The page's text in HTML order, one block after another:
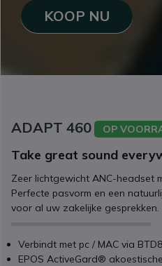
KOOP NU
ADAPT 460 OP
Take great sound
Zeer lichtgewicht ANC-headset
Perfecte pasvorm en een
voor al uw zakelijke gesprekken.
Verbindt met pc / MAC via
EPOS ActiveGard®